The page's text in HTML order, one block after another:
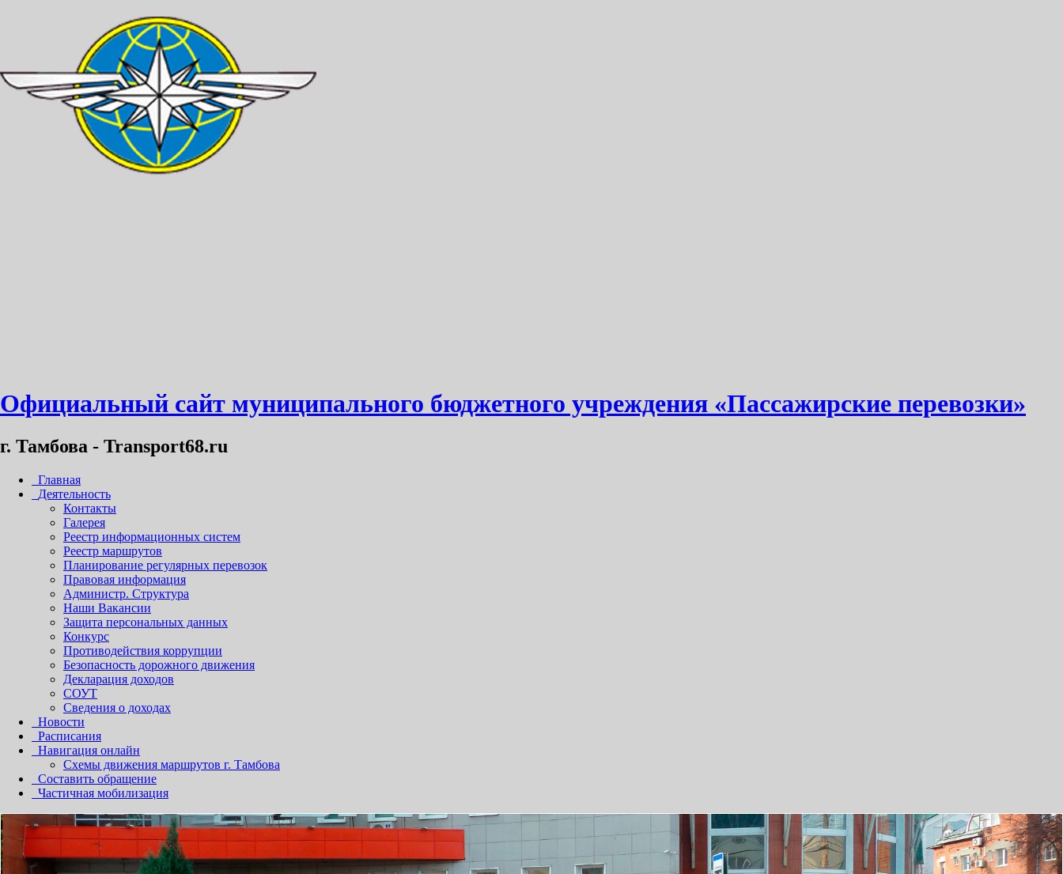
Официальный сайт муниципального бюджетного учреждения «Пассажирские перевозки»
г. Тамбова - Transport68.ru
Главная
Деятельность
Контакты
Галерея
Реестр информационных систем
Реестр маршрутов
Планирование регулярных перевозок
Правовая информация
Администр. Структура
Наши Вакансии
Защита персональных данных
Конкурс
Противодействия коррупции
Безопасность дорожного движения
Декларация доходов
СОУТ
Сведения о доходах
Новости
Расписания
Навигация онлайн
Схемы движения маршрутов г. Тамбова
Составить обращение
Частичная мобилизация